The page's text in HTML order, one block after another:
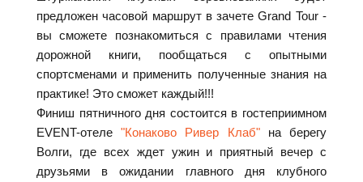
предложен часовой маршрут в зачете Grand Tour -
вы сможете познакомиться с правилами чтения
дорожной книги, пообщаться с опытными
спортсменами и применить полученные знания на
практике! Это сможет каждый!!!
Финиш пятничного дня состоится в гостеприимном
EVENT-отеле"Конаково Ривер Клаб"на берегу
Волги, где всех ждет ужин и приятный вечер с
друзьями в ожидании главного дня клубного